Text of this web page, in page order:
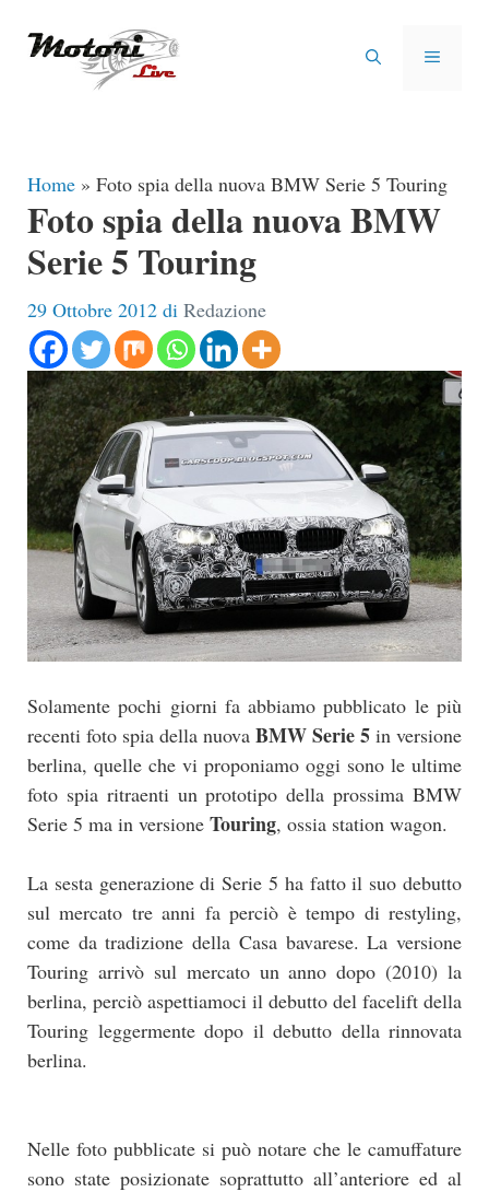
MENU
Home » Foto spia della nuova BMW Serie 5 Touring
Foto spia della nuova BMW
Serie 5 Touring
29 Ottobre 2012 di Redazione
Solamente pochi giorni fa abbiamo pubblicato le più
recenti foto spia della nuova BMW Serie 5 in versione
berlina, quelle che vi proponiamo oggi sono le ultime
foto spia ritraenti un prototipo della prossima BMW
Serie 5 ma in versione Touring, ossia station wagon.
La sesta generazione di Serie 5 ha fatto il suo debutto
sul mercato tre anni fa perciò è tempo di restyling,
come da tradizione della Casa bavarese. La versione
Touring arrivò sul mercato un anno dopo (2010) la
berlina, perciò aspettiamoci il debutto del facelift della
Touring leggermente dopo il debutto della rinnovata
berlina.
Nelle foto pubblicate si può notare che le camuffature
sono state posizionate soprattutto all’anteriore ed al